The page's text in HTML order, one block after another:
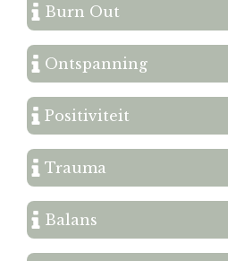
Burn Out
Ontspanning
Positiviteit
Trauma
Balans